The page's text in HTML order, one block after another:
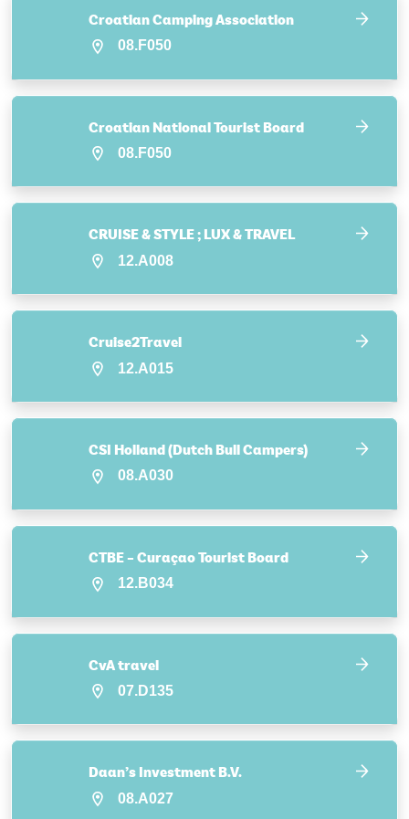
Croatian Camping Association
08.F050
Croatian National Tourist Board
08.F050
CRUISE & STYLE ; LUX & TRAVEL
12.A008
Cruise2Travel
12.A015
CSI Holland (Dutch Bull Campers)
08.A030
CTBE – Curaçao Tourist Board
12.B034
CvA travel
07.D135
Daan’s Investment B.V.
08.A027